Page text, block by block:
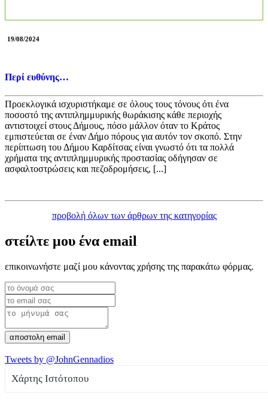
19/08/2024
Περί ευθύνης…
Προεκλογικά ισχυριστήκαμε σε όλους τους τόνους ότι ένα
ποσοστό της αντιπλημμυρικής θωράκισης κάθε περιοχής
αντιστοιχεί στους Δήμους, πόσο μάλλον όταν το Κράτος
εμπιστεύεται σε έναν Δήμο πόρους για αυτόν τον σκοπό. Στην
περίπτωση του Δήμου Καρδίτσας είναι γνωστό ότι τα πολλά
χρήματα της αντιπλημμυρικής προστασίας οδήγησαν σε
ασφαλτοστρώσεις και πεζοδρομήσεις, [...]
προβολή όλων των άρθρων της κατηγορίας
στείλτε μου έναemail
επικοινωνήστε μαζί μου κάνοντας χρήσης της παρακάτω φόρμας.
αποστολη email
Tweets by @JohnGennadios
Χάρτης Ιστότοπου